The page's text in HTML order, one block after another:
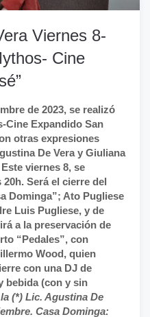
Viernes 8-
Cine
de 2023, se realizó
Cine Expandido San
otras expresiones
De Vera y Giuliana
viernes 8, se
Será el cierre del
Dominga”; Ato Pugliese
Luis Pugliese, y de
a la preservación de
“Pedales”, con
Wood, quien
con una DJ de
bebida (con y sin
(*) Lic. Agustina De
Casa Dominga: